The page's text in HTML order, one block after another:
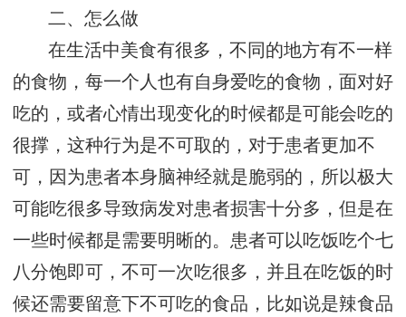
二、怎么做
在生活中美食有很多，不同的地方有不一样
的食物，每一个人也有自身爱吃的食物，面对好
吃的，或者心情出现变化的时候都是可能会吃的
很撑，这种行为是不可取的，对于患者更加不
可，因为患者本身脑神经就是脆弱的，所以极大
可能吃很多导致病发对患者损害十分多，但是在
一些时候都是需要明晰的。患者可以吃饭吃个七
八分饱即可，不可一次吃很多，并且在吃饭的时
候还需要留意下不可吃的食品，比如说是辣食品